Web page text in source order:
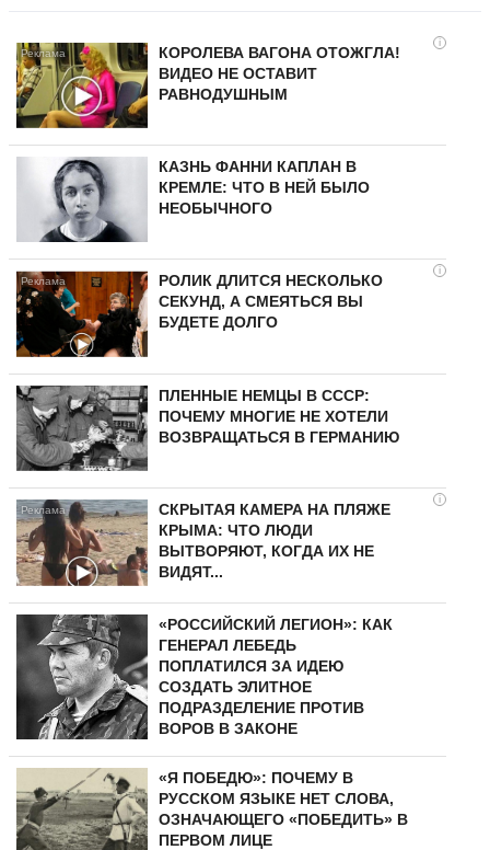
i
КОРОЛЕВА ВАГОНА ОТОЖГЛА!
ВИДЕО НЕ ОСТАВИТ
РАВНОДУШНЫМ
КАЗНЬ ФАННИ КАПЛАН В
КРЕМЛЕ: ЧТО В НЕЙ БЫЛО
НЕОБЫЧНОГО
i
РОЛИК ДЛИТСЯ НЕСКОЛЬКО
СЕКУНД, А СМЕЯТЬСЯ ВЫ
БУДЕТЕ ДОЛГО
ПЛЕННЫЕ НЕМЦЫ В СССР:
ПОЧЕМУ МНОГИЕ НЕ ХОТЕЛИ
ВОЗВРАЩАТЬСЯ В ГЕРМАНИЮ
i
СКРЫТАЯ КАМЕРА НА ПЛЯЖЕ
КРЫМА: ЧТО ЛЮДИ
ВЫТВОРЯЮТ, КОГДА ИХ НЕ
ВИДЯТ...
«РОССИЙСКИЙ ЛЕГИОН»: КАК
ГЕНЕРАЛ ЛЕБЕДЬ
ПОПЛАТИЛСЯ ЗА ИДЕЮ
СОЗДАТЬ ЭЛИТНОЕ
ПОДРАЗДЕЛЕНИЕ ПРОТИВ
ВОРОВ В ЗАКОНЕ
«Я ПОБЕДЮ»: ПОЧЕМУ В
РУССКОМ ЯЗЫКЕ НЕТ СЛОВА,
ОЗНАЧАЮЩЕГО «ПОБЕДИТЬ» В
ПЕРВОМ ЛИЦЕ